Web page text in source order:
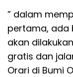
” dalam
pertama, ada
akan
gratis dan
Orari di Bumi